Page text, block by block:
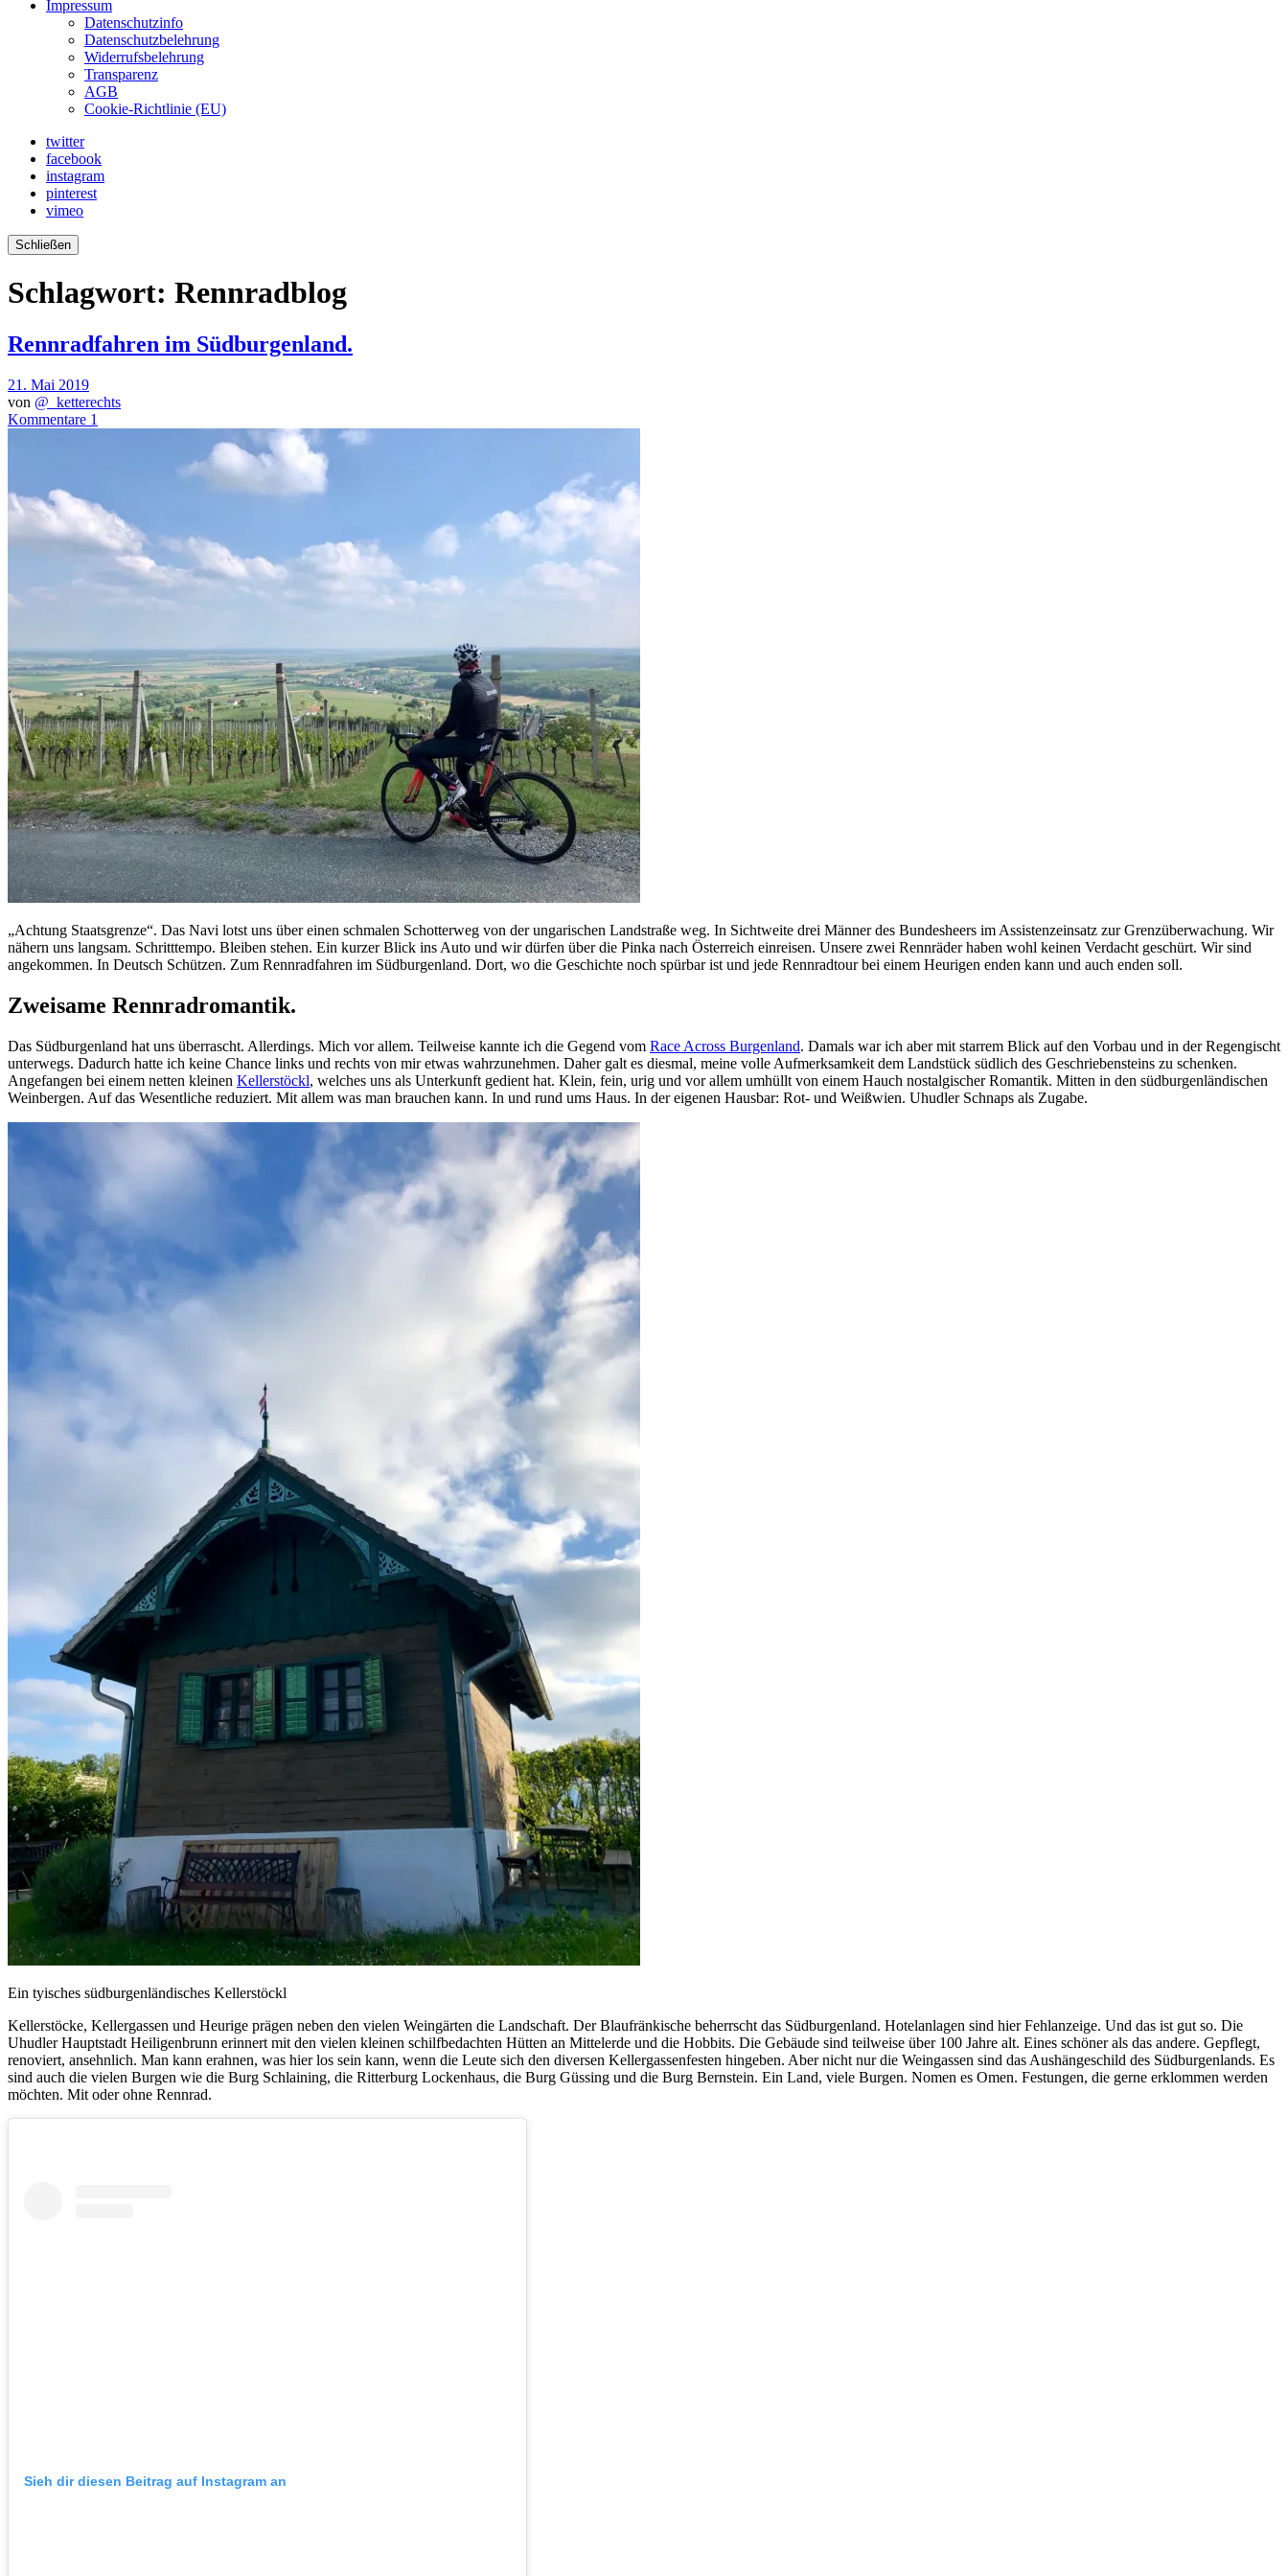
Impressum
Datenschutzinfo
Datenschutzbelehrung
Widerrufsbelehrung
Transparenz
AGB
Cookie-Richtlinie (EU)
twitter
facebook
instagram
pinterest
vimeo
Schließen
Schlagwort: Rennradblog
Rennradfahren im Südburgenland.
21. Mai 2019
von @_ketterechts
Kommentare 1
„Achtung Staatsgrenze“. Das Navi lotst uns über einen schmalen Schotterweg von der ungarischen Landstraße weg. In Sichtweite drei Männer des Bundesheers im Assistenzeinsatz zur Grenzüberwachung. Wir
nähern uns langsam. Schritttempo. Bleiben stehen. Ein kurzer Blick ins Auto und wir dürfen über die Pinka nach Österreich einreisen. Unsere zwei Rennräder haben wohl keinen Verdacht geschürt. Wir sind
angekommen. In Deutsch Schützen. Zum Rennradfahren im Südburgenland. Dort, wo die Geschichte noch spürbar ist und jede Rennradtour bei einem Heurigen enden kann und auch enden soll.
Zweisame Rennradromantik.
Das Südburgenland hat uns überrascht. Allerdings. Mich vor allem. Teilweise kannte ich die Gegend vom Race Across Burgenland. Damals war ich aber mit starrem Blick auf den Vorbau und in der Regengischt
unterwegs. Dadurch hatte ich keine Chance links und rechts von mir etwas wahrzunehmen. Daher galt es diesmal, meine volle Aufmerksamkeit dem Landstück südlich des Geschriebensteins zu schenken.
Angefangen bei einem netten kleinen Kellerstöckl, welches uns als Unterkunft gedient hat. Klein, fein, urig und vor allem umhüllt von einem Hauch nostalgischer Romantik. Mitten in den südburgenländischen
Weinbergen. Auf das Wesentliche reduziert. Mit allem was man brauchen kann. In und rund ums Haus. In der eigenen Hausbar: Rot- und Weißwien. Uhudler Schnaps als Zugabe.
Ein tyisches südburgenländisches Kellerstöckl
Kellerstöcke, Kellergassen und Heurige prägen neben den vielen Weingärten die Landschaft. Der Blaufränkische beherrscht das Südburgenland. Hotelanlagen sind hier Fehlanzeige. Und das ist gut so. Die
Uhudler Hauptstadt Heiligenbrunn erinnert mit den vielen kleinen schilfbedachten Hütten an Mittelerde und die Hobbits. Die Gebäude sind teilweise über 100 Jahre alt. Eines schöner als das andere. Gepflegt,
renoviert, ansehnlich. Man kann erahnen, was hier los sein kann, wenn die Leute sich den diversen Kellergassenfesten hingeben. Aber nicht nur die Weingassen sind das Aushängeschild des Südburgenlands. Es
sind auch die vielen Burgen wie die Burg Schlaining, die Ritterburg Lockenhaus, die Burg Güssing und die Burg Bernstein. Ein Land, viele Burgen. Nomen es Omen. Festungen, die gerne erklommen werden
möchten. Mit oder ohne Rennrad.
Sieh dir diesen Beitrag auf Instagram an